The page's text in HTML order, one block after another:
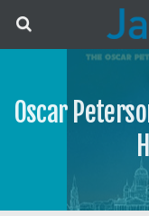
Oscar